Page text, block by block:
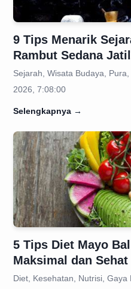
9 Tips Menarik
Rambut Sedana
Sejarah, Wisata Budaya,
2026, 7:08:00
Selengkapnya →
5 Tips Diet Mayo
Maksimal dan Sehat
Diet, Kesehatan, Nutrisi, Gaya